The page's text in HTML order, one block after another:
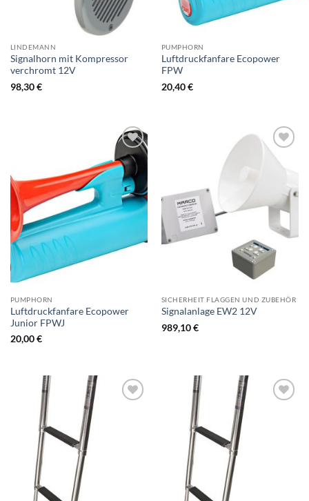
LINDEMANN
Signalhorn mit Kompressor
verchromt 12V
98,30€
PUMPHORN
Luftdruckfanfare Ecopower
FPW
20,40€
Zur
Wunschliste
hinzufügen
PUMPHORN
Luftdruckfanfare Ecopower
Junior FPWJ
20,00€
Zur
Wunschliste
SICHERHEIT FLAGGEN UND ZUBEHÖR
Signalanlage EW2 12V
989,10€